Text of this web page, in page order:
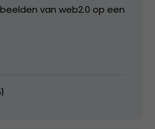
van web2.0 op een